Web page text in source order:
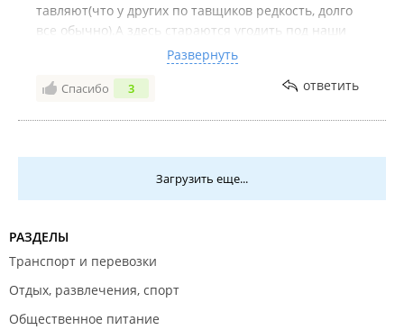
тавляют(что у других по тавщиков редкость, долго
все обычно).А здесь стараются угодить под наши
сроки! Молодцы! Скоро баню строить, за
материалами только в СтройМакс!
Развернуть
Спасибо 3 ответить
Загрузить еще...
РАЗДЕЛЫ
Транспорт и перевозки
Отдых, развлечения, спорт
Общественное питание